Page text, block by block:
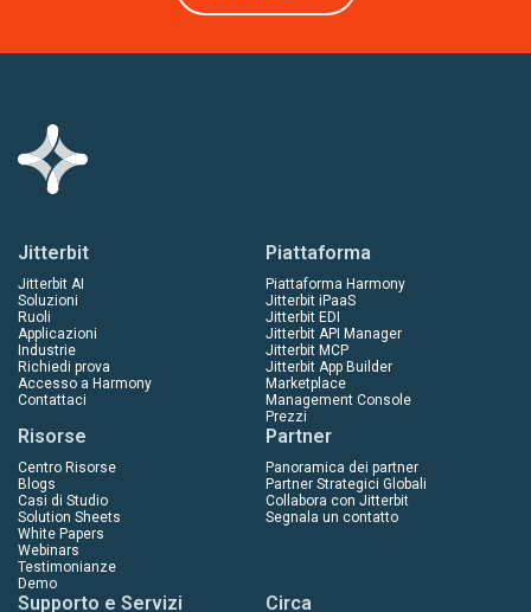
Jitterbit
Jitterbit AI
Soluzioni
Ruoli
Applicazioni
Industrie
Richiedi prova
Accesso a Harmony
Contattaci
Piattaforma
Piattaforma Harmony
Jitterbit iPaaS
Jitterbit EDI
Jitterbit API Manager
Jitterbit MCP
Jitterbit App Builder
Marketplace
Management Console
Prezzi
Risorse
Centro Risorse
Blogs
Casi di Studio
Solution Sheets
White Papers
Webinars
Testimonianze
Demo
Partner
Panoramica dei partner
Partner Strategici Globali
Collabora con Jitterbit
Segnala un contatto
Supporto e Servizi Circa